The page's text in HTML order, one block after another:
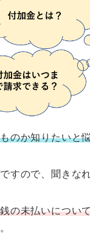
のか知りたいと
すので、聞きな
の未払いについ
。